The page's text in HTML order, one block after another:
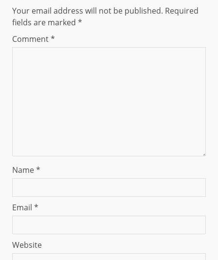
Your email address will not be published. Required
fields are marked *
Comment*
Name*
Email *
Website